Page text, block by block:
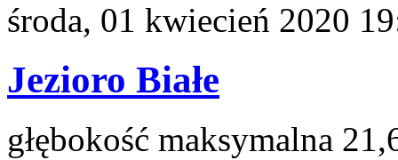
środa, 01 kwiecień 2020
Jezioro Białe
głębokość maksymalna